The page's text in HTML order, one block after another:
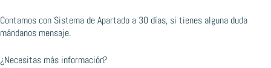
Contamos con Sistema de Apartado a 30 días, si tienes alguna duda
mándanos mensaje.
¿Necesitas más información?